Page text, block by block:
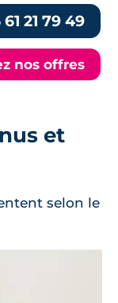
21 79 49
nos offres
et
selon le